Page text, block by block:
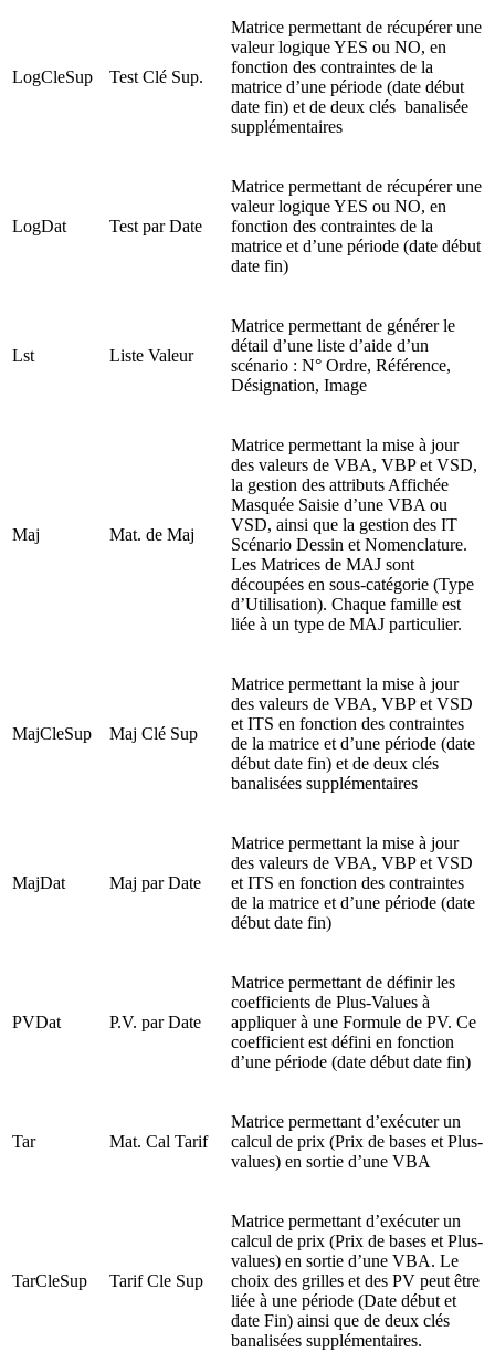
LogCleSup Test Clé Sup.
Matrice permettant de récupérer une
valeur logique YES ou NO, en
fonction des contraintes de la
matrice d’une période (date début
date fin) et de deux clés banalisée
supplémentaires
LogDat Test par Date
Matrice permettant de récupérer une
valeur logique YES ou NO, en
fonction des contraintes de la
matrice et d’une période (date début
date fin)
Lst Liste Valeur
Matrice permettant de générer le
détail d’une liste d’aide d’un
scénario : N° Ordre, Référence,
Désignation, Image
Maj Mat. de Maj
Matrice permettant la mise à jour
des valeurs de VBA, VBP et VSD,
la gestion des attributs Affichée
Masquée Saisie d’une VBA ou
VSD, ainsi que la gestion des IT
Scénario Dessin et Nomenclature.
Les Matrices de MAJ sont
découpées en sous-catégorie (Type
d’Utilisation). Chaque famille est
liée à un type de MAJ particulier.
MajCleSup Maj Clé Sup
Matrice permettant la mise à jour
des valeurs de VBA, VBP et VSD
et ITS en fonction des contraintes
de la matrice et d’une période (date
début date fin) et de deux clés
banalisées supplémentaires
MajDat Maj par Date
Matrice permettant la mise à jour
des valeurs de VBA, VBP et VSD
et ITS en fonction des contraintes
de la matrice et d’une période (date
début date fin)
PVDat P.V. par Date
Matrice permettant de définir les
coefficients de Plus-Values à
appliquer à une Formule de PV. Ce
coefficient est défini en fonction
d’une période (date début date fin)
Tar Mat. Cal Tarif
Matrice permettant d’exécuter un
calcul de prix (Prix de bases et Plus-
values) en sortie d’une VBA
TarCleSup Tarif Cle Sup
Matrice permettant d’exécuter un
calcul de prix (Prix de bases et Plus-
values) en sortie d’une VBA. Le
choix des grilles et des PV peut être
liée à une période (Date début et
date Fin) ainsi que de deux clés
banalisées supplémentaires.